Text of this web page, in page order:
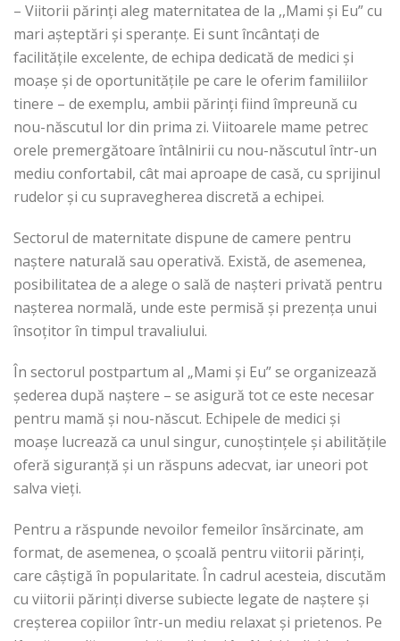
– Viitorii părinți aleg maternitatea de la ,,Mami și Eu” cu
mari așteptări și speranțe. Ei sunt încântați de
facilitățile excelente, de echipa dedicată de medici și
moașe și de oportunitățile pe care le oferim familiilor
tinere – de exemplu, ambii părinți fiind împreună cu
nou-născutul lor din prima zi. Viitoarele mame petrec
orele premergătoare întâlnirii cu nou-născutul într-un
mediu confortabil, cât mai aproape de casă, cu sprijinul
rudelor și cu supravegherea discretă a echipei.
Sectorul de maternitate dispune de camere pentru
naștere naturală sau operativă. Există, de asemenea,
posibilitatea de a alege o sală de nașteri privată pentru
nașterea normală, unde este permisă și prezența unui
însoțitor în timpul travaliului.
În sectorul postpartum al „Mami și Eu” se organizează
șederea după naștere – se asigură tot ce este necesar
pentru mamă și nou-născut. Echipele de medici și
moașe lucrează ca unul singur, cunoștințele și abilitățile
oferă siguranță și un răspuns adecvat, iar uneori pot
salva vieți.
Pentru a răspunde nevoilor femeilor însărcinate, am
format, de asemenea, o școală pentru viitorii părinți,
care câștigă în popularitate. În cadrul acesteia, discutăm
cu viitorii părinți diverse subiecte legate de naștere și
creșterea copiilor într-un mediu relaxat și prietenos. Pe